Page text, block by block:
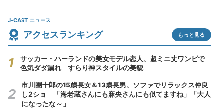
J-CAST ニュース
アクセスランキング もっと見る
サッカー・ハーランドの美女モデル恋人、超ミニ丈ワンピで
色気ダダ漏れ すらり神スタイルの美貌
市川團十郎の15歳長女＆13歳長男、ソファでリラックス仲良
し2ショ 「海老蔵さんにも麻央さんにも似てますね」「大人
になったな～」